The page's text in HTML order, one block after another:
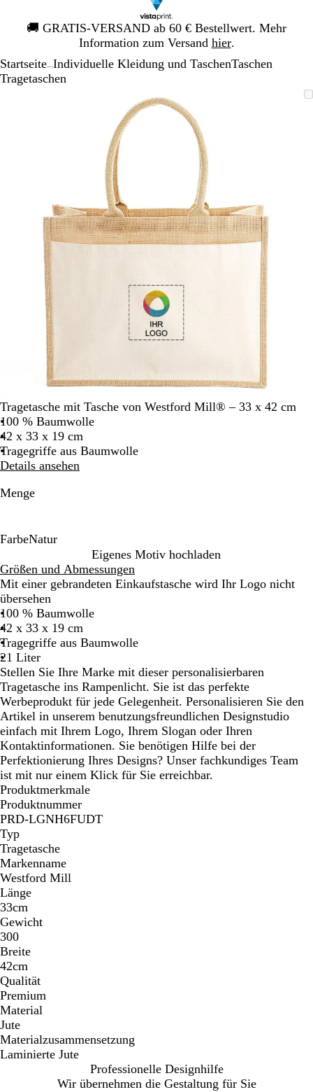
🚚 GRATIS-VERSAND ab 60 € Bestellwert. Mehr
Information zum Versand hier.
Galeriebild
1
Startseite Individuelle Kleidung und TaschenTaschen
Tragetaschen
Bild
auf
Minimum
zum
Vergrößern
Sie
Zoomen
und
die
Schwenken.
Tragetasche mit Tasche von Westford Mill® – 33 x 42 cm
100 % Baumwolle
42 x 33 x 19 cm
Tragegriffe aus Baumwolle
Details ansehen
Menge
FarbeNatur
a
t
u
r
Eigenes Motiv hochladen
Größen und Abmessungen
Mit einer gebrandeten Einkaufstasche wird Ihr Logo nicht
übersehen
100 % Baumwolle
42 x 33 x 19 cm
Tragegriffe aus Baumwolle
21 Liter
Stellen Sie Ihre Marke mit dieser personalisierbaren
Tragetasche ins Rampenlicht. Sie ist das perfekte
Werbeprodukt für jede Gelegenheit. Personalisieren Sie den
Artikel in unserem benutzungsfreundlichen Designstudio
einfach mit Ihrem Logo, Ihrem Slogan oder Ihren
Kontaktinformationen. Sie benötigen Hilfe bei der
Perfektionierung Ihres Designs? Unser fachkundiges Team
ist mit nur einem Klick für Sie erreichbar.
Produktmerkmale
Produktnummer
PRD-LGNH6FUDT
Typ
Tragetasche
Markenname
Westford Mill
Länge
33cm
Gewicht
300
Breite
42cm
Qualität
Premium
Material
Jute
Materialzusammensetzung
Laminierte Jute
Professionelle Designhilfe
Wir übernehmen die Gestaltung für Sie